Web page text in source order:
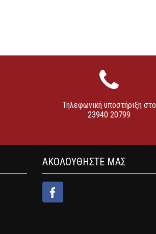
Τηλεφωνική υποστήριξη στο
23940 20799
ΑΚΟΛΟΥΘΗΣΤΕ ΜΑΣ